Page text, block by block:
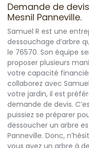
Demande de
Mesnil Panneville.
Samuel R est une
dessouchage d’arbre
le 76570. Son équipe
proposer plusieurs
votre capacité
collaborez avec
votre jardin, il est
demande de devis.
puissiez se préparer
dessoucher un arbre
Panneville. Donc,